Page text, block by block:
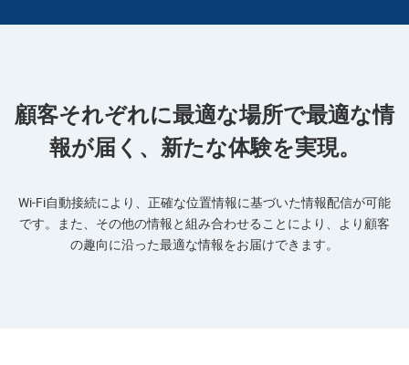
顧客それぞれに最適な場所で最適な情
報が届く、新たな体験を実現。
Wi-Fi自動接続により、正確な位置情報に基づいた情報配信が可能
です。また、その他の情報と組み合わせることにより、より顧客
の趣向に沿った最適な情報をお届けできます。